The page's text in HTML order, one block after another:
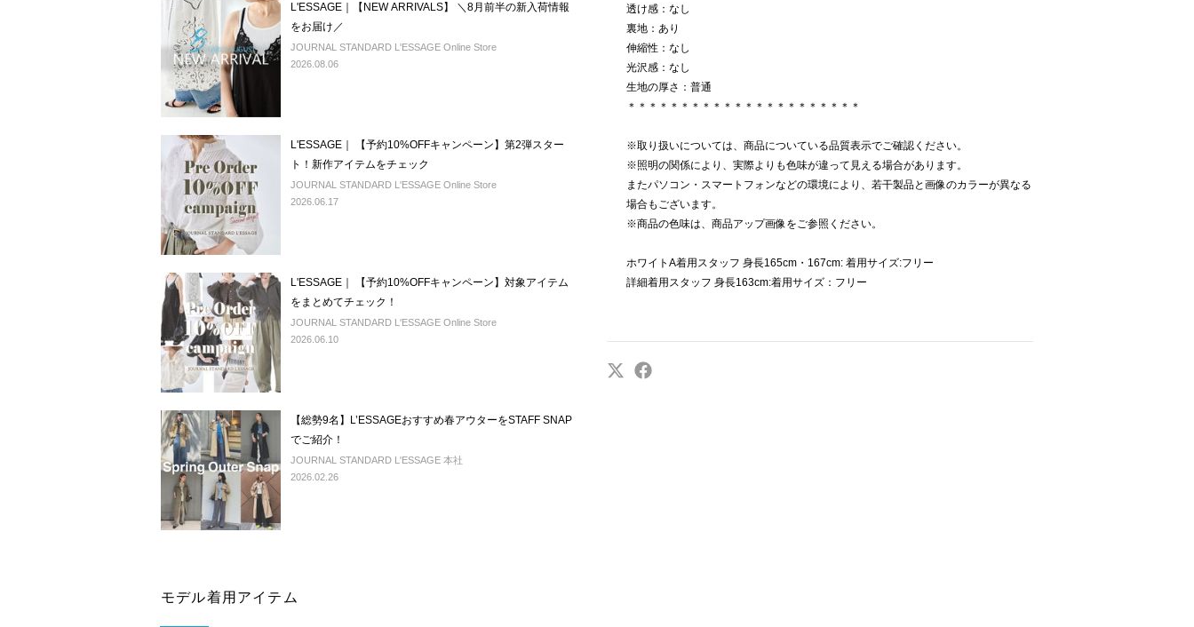
L'ESSAGE｜【NEW ARRIVALS】 ＼8月前半の新入荷情報
をお届け／
JOURNAL STANDARD L'ESSAGE Online Store
2026.08.06
L'ESSAGE｜ 【予約10%OFFキャンペーン】第2弾スター
ト！新作アイテムをチェック
JOURNAL STANDARD L'ESSAGE Online Store
2026.06.17
L'ESSAGE｜ 【予約10%OFFキャンペーン】対象アイテム
をまとめてチェック！
JOURNAL STANDARD L'ESSAGE Online Store
2026.06.10
【総勢9名】L’ESSAGEおすすめ春アウターをSTAFF SNAP
でご紹介！
JOURNAL STANDARD L'ESSAGE 本社
2026.02.26
モデル着用アイテム
透け感：なし
裏地：あり
伸縮性：なし
光沢感：なし
生地の厚さ：普通
＊＊＊＊＊＊＊＊＊＊＊＊＊＊＊＊＊＊＊＊＊＊
※取り扱いについては、商品についている品質表示でご確認ください。
※照明の関係により、実際よりも色味が違って見える場合があります。
またパソコン・スマートフォンなどの環境により、若干製品と画像のカラーが異なる
場合もございます。
※商品の色味は、商品アップ画像をご参照ください。
ホワイトA着用スタッフ 身長165cm・167cm: 着用サイズ:フリー
詳細着用スタッフ 身長163cm:着用サイズ：フリー